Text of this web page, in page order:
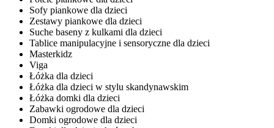
Sofy piankowe dla dzieci
Zestawy piankowe dla dzieci
Suche baseny z kulkami dla dzieci
Tablice manipulacyjne i sensoryczne dla dzieci
Masterkidz
Viga
Łóżka dla dzieci
Łóżka dla dzieci w stylu skandynawskim
Łóżka domki dla dzieci
Zabawki ogrodowe dla dzieci
Domki ogrodowe dla dzieci